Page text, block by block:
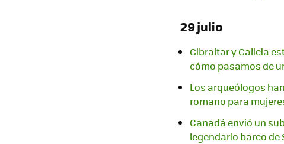
29 julio
Gibraltar y Galicia
cómo pasamos de
Los arqueólogos
romano para
Canadá envió un
legendario barco de